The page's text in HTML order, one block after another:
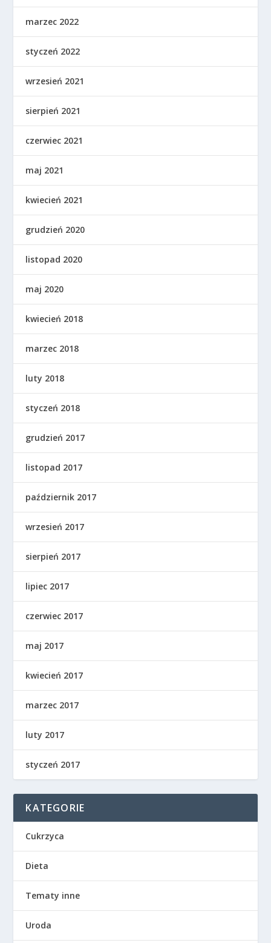
marzec 2022
styczeń 2022
wrzesień 2021
sierpień 2021
czerwiec 2021
maj 2021
kwiecień 2021
grudzień 2020
listopad 2020
maj 2020
kwiecień 2018
marzec 2018
luty 2018
styczeń 2018
grudzień 2017
listopad 2017
październik 2017
wrzesień 2017
sierpień 2017
lipiec 2017
czerwiec 2017
maj 2017
kwiecień 2017
marzec 2017
luty 2017
styczeń 2017
KATEGORIE
Cukrzyca
Dieta
Tematy inne
Uroda